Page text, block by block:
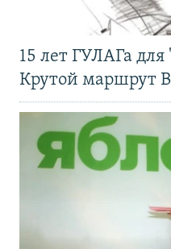
15 лет ГУЛАГа
Крутой маршрут